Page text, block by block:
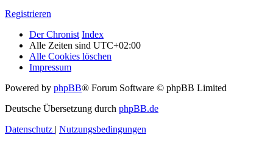
Registrieren
Der Chronist Index
Alle Zeiten sind UTC+02:00
Alle Cookies löschen
Impressum
Powered by phpBB® Forum Software © phpBB Limited
Deutsche Übersetzung durch phpBB.de
Datenschutz | Nutzungsbedingungen